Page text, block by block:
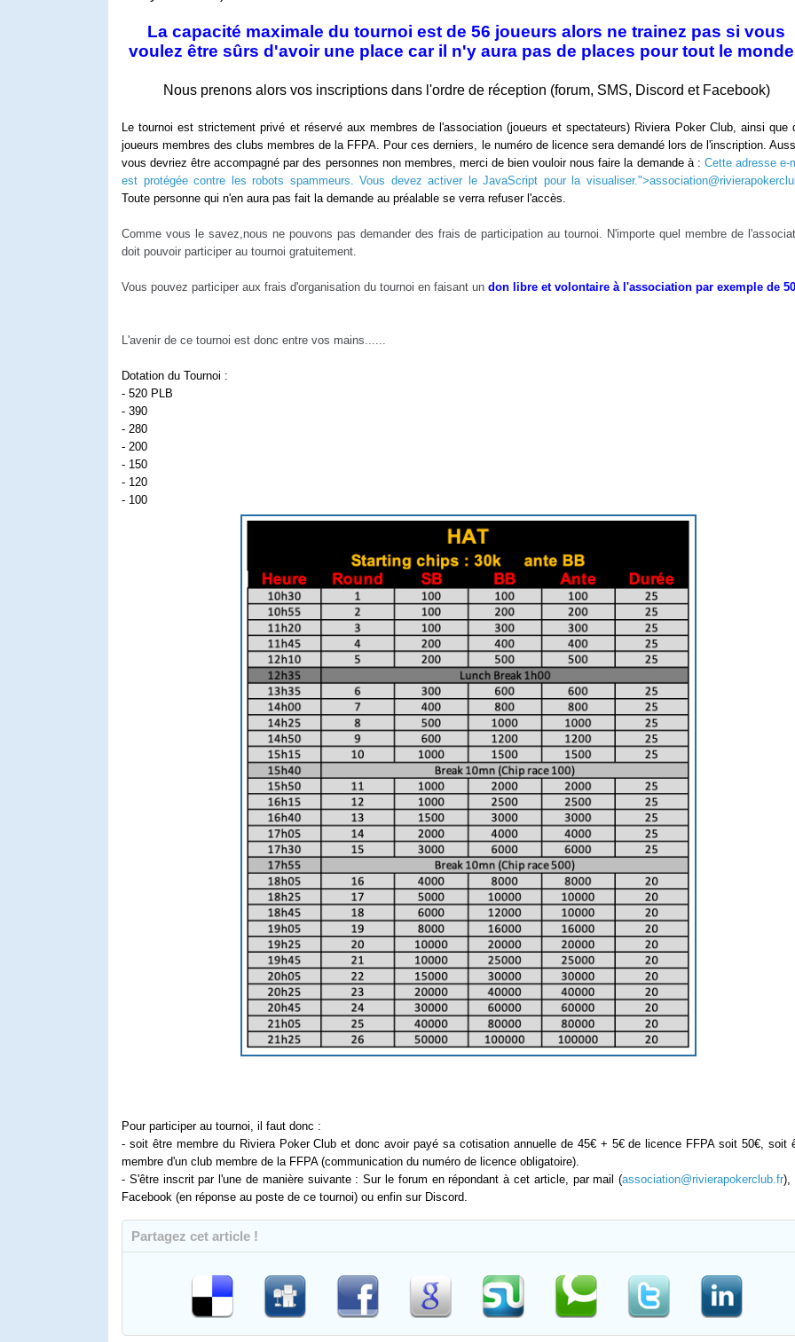
La capacité maximale du tournoi est de 56 joueurs alors ne trainez pas si vous
voulez être sûrs d'avoir une place car il n'y aura pas de places pour tout le monde
Nous prenons alors vos inscriptions dans l'ordre de réception (forum, SMS, Discord et Facebook)
Le tournoi est strictement privé et réservé aux membres de l'association (joueurs et spectateurs) Riviera Poker Club, ainsi que
joueurs membres des clubs membres de la FFPA. Pour ces derniers, le numéro de licence sera demandé lors de l'inscription.
vous devriez être accompagné par des personnes non membres, merci de bien vouloir nous faire la demande à : Cette adresse e-
est protégée contre les robots spammeurs. Vous devez activer le JavaScript pour la visualiser.">
Toute personne qui n'en aura pas fait la demande au préalable se verra refuser l'accès.
Comme vous le savez,nous ne pouvons pas demander des frais de participation au tournoi. N'importe quel membre de
doit pouvoir participer au tournoi gratuitement.
Vous pouvez participer aux frais d'organisation du tournoi en faisant un don libre et volontaire à l'association par exemple de
L'avenir de ce tournoi est donc entre vos mains......
Dotation du Tournoi :
- 520 PLB
- 390
- 280
- 200
- 150
- 120
- 100
Pour participer au tournoi, il faut donc :
- soit être membre du Riviera Poker Club et donc avoir payé sa cotisation annuelle de 45€ + 5€ de licence FFPA soit 50€, soit
membre d'un club membre de la FFPA (communication du numéro de licence obligatoire).
- S'être inscrit par l'une de manière suivante : Sur le forum en répondant à cet article, par mail (association@rivierapokerclub.fr),
Facebook (en réponse au poste de ce tournoi) ou enfin sur Discord.
Partagez cet article !